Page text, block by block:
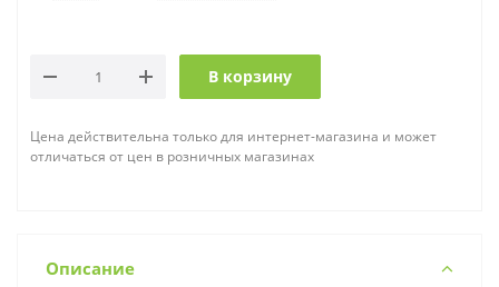
В корзину
Цена действительна только для интернет-магазина и может
отличаться от цен в розничных магазинах
Описание